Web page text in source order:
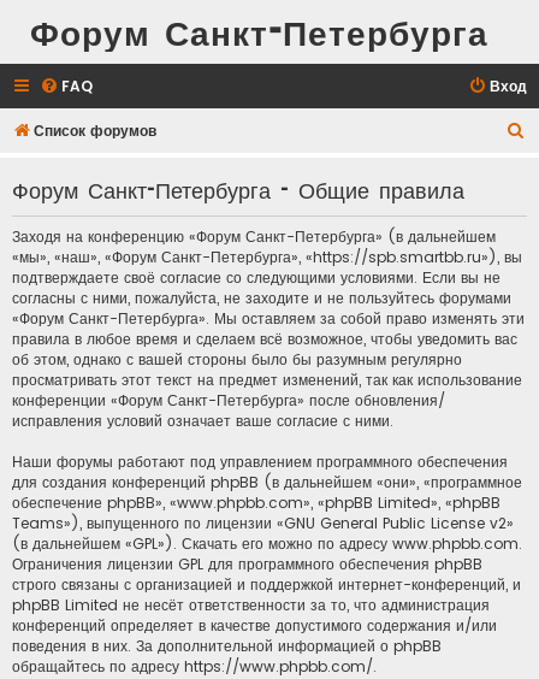
Форум Санкт-Петербурга
FAQ Вход
Список форумов
с
Форум Санкт-Петербурга - Общие правила
Заходя на конференцию «Форум Санкт-Петербурга» (в дальнейшем
«мы», «наш», «Форум Санкт-Петербурга», «https://spb.smartbb.ru»), вы
подтверждаете своё согласие со следующими условиями. Если вы не
согласны с ними, пожалуйста, не заходите и не пользуйтесь форумами
«Форум Санкт-Петербурга». Мы оставляем за собой право изменять эти
правила в любое время и сделаем всё возможное, чтобы уведомить вас
об этом, однако с вашей стороны было бы разумным регулярно
просматривать этот текст на предмет изменений, так как использование
конференции «Форум Санкт-Петербурга» после обновления/
исправления условий означает ваше согласие с ними.
Наши форумы работают под управлением программного обеспечения
для создания конференций phpBB (в дальнейшем «они», «программное
обеспечение phpBB», «www.phpbb.com», «phpBB Limited», «phpBB
Teams»), выпущенного по лицензии «GNU General Public License v2»
(в дальнейшем «GPL»). Скачать его можно по адресу www.phpbb.com.
Ограничения лицензии GPL для программного обеспечения phpBB
строго связаны с организацией и поддержкой интернет-конференций, и
phpBB Limited не несёт ответственности за то, что администрация
конференций определяет в качестве допустимого содержания и/или
поведения в них. За дополнительной информацией о phpBB
обращайтесь по адресу https://www.phpbb.com/.